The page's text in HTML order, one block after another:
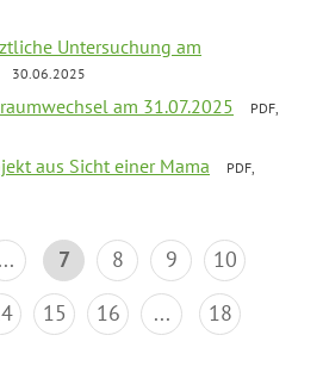
Untersuchung am
30.06.2025
am 31.07.2025
PDF,
aus Sicht einer Mama
PDF,
... 7 8 9
10
15 16 ... 18